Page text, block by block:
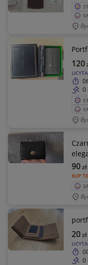
120
0
KUP
90zł
20zł
0